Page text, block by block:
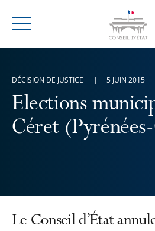
Menu
Elections
Céret
DÉCISION DE JUSTICE 5 JUIN 2015
Le Conseil d’État